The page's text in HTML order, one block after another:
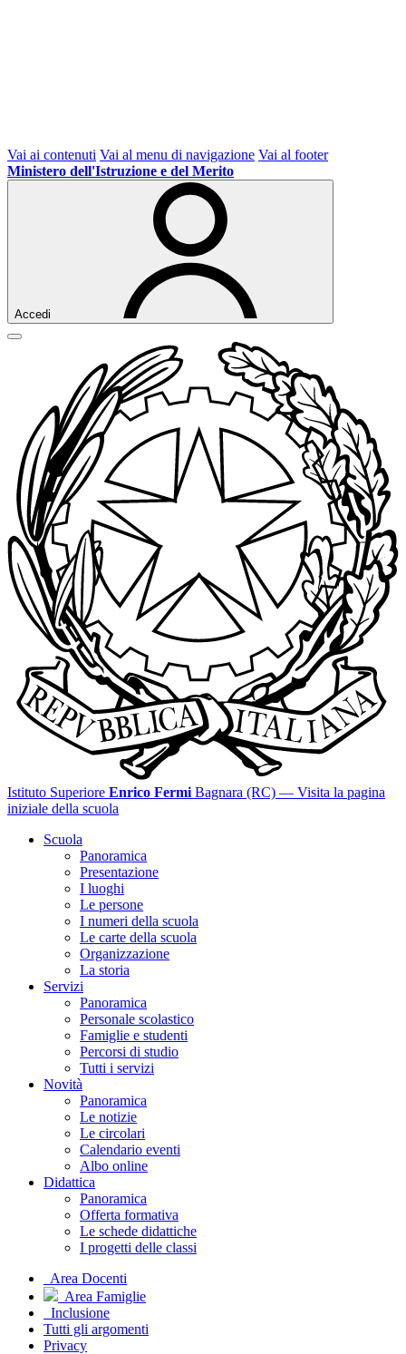
Vai ai contenuti Vai al menu di navigazione Vai al footer
Ministero dell'Istruzione e del Merito
Accedi
Istituto Superiore Enrico Fermi Bagnara (RC) — Visita la pagina
iniziale della scuola
Scuola
Panoramica
Presentazione
I luoghi
Le persone
I numeri della scuola
Le carte della scuola
Organizzazione
La storia
Servizi
Panoramica
Personale scolastico
Famiglie e studenti
Percorsi di studio
Tutti i servizi
Novità
Panoramica
Le notizie
Le circolari
Calendario eventi
Albo online
Didattica
Panoramica
Offerta formativa
Le schede didattiche
I progetti delle classi
Area Docenti
Area Famiglie
Inclusione
Tutti gli argomenti
Privacy